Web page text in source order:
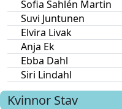
Sofia Sahlén Martin
Suvi Juntunen
Elvira Livak
Anja Ek
Ebba Dahl
Siri Lindahl
Kvinnor Stav